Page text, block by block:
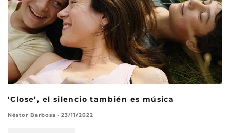
‘Close’, el silencio también es música
Néstor Barbosa · 23/11/2022